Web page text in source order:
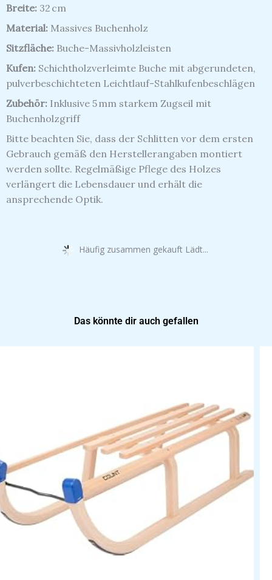
Breite: 32 cm
Material: Massives Buchenholz
Sitzfläche: Buche-Massivholzleisten
Kufen: Schichtholzverleimte Buche mit abgerundeten,
pulverbeschichteten Leichtlauf-Stahlkufenbeschlägen
Zubehör: Inklusive 5 mm starkem Zugseil mit
Buchenholzgriff
Bitte beachten Sie, dass der Schlitten vor dem ersten
Gebrauch gemäß den Herstellerangaben montiert
werden sollte. Regelmäßige Pflege des Holzes
verlängert die Lebensdauer und erhält die
ansprechende Optik.
Häufig zusammen gekauft Lädt...
Das könnte dir auch gefallen